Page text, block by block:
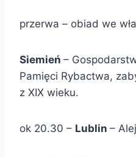
przerwa – obiad we
Siemień –
Pamięci Rybactwa,
z XIX wieku.
ok 20.30 – Lublin –